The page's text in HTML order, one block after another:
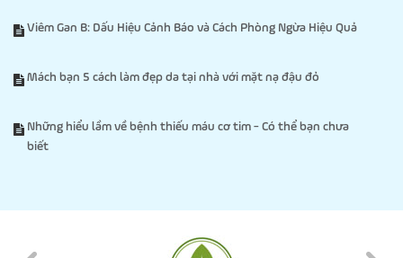
Viêm Gan B: Dấu Hiệu Cảnh Báo và Cách Phòng Ngừa Hiệu Quả
Mách bạn 5 cách làm đẹp da tại nhà với mặt nạ đậu đỏ
Những hiểu lầm về bệnh thiếu máu cơ tim - Có thể bạn chưa
biết